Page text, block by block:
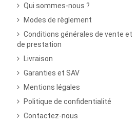
Qui sommes-nous ?
Modes de règlement
Conditions générales de vente et
de prestation
Livraison
Garanties et SAV
Mentions légales
Politique de confidentialité
Contactez-nous